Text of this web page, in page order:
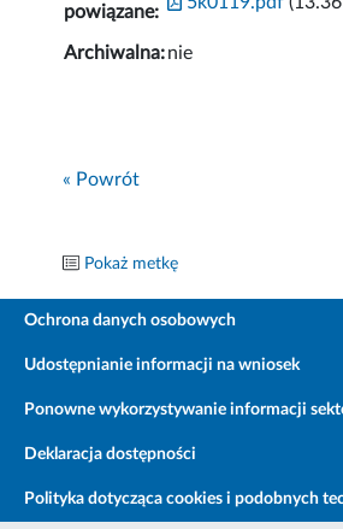
powiązane:
Archiwalna:nie
« Powrót
Pokaż metkę
Ochrona danych osobowych
Udostępnianie informacji na wniosek
Ponowne wykorzystywanie informacji
Deklaracja dostępności
Polityka dotycząca cookies i podobnych